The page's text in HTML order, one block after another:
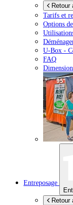
Retour
Tarifs et
Options
U-Box -
FAQ
Entreposage
Retour